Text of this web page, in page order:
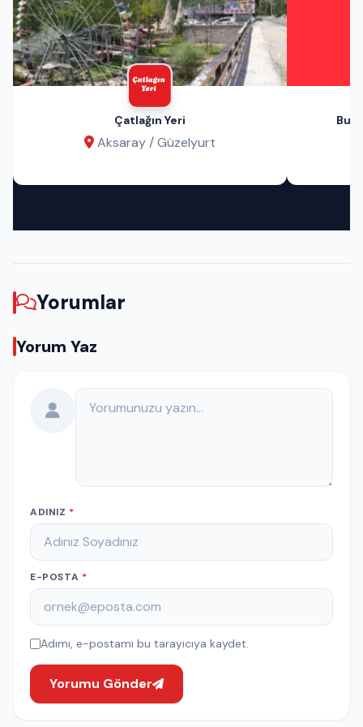
Çatlağın Yeri
Aksaray / Güzelyurt
Bu
Yorumlar
Yorum Yaz
Yorumunuz
ADINIZ *
E-POSTA *
Adımı, e-postamı bu tarayıcıya kaydet.
Yorumu Gönder